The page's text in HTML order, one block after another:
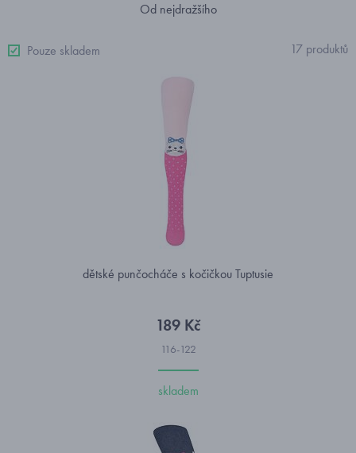
Od nejdražšího
Pouze skladem 17 produktů
dětské punčocháče s kočičkou Tuptusie
189 Kč
116-122
skladem